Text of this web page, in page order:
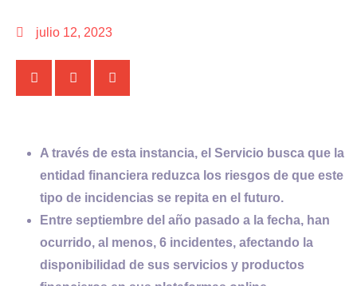
julio 12, 2023
A través de esta instancia, el Servicio busca que la
entidad financiera reduzca los riesgos de que este
tipo de incidencias se repita en el futuro.
Entre septiembre del año pasado a la fecha, han
ocurrido, al menos, 6 incidentes, afectando la
disponibilidad de sus servicios y productos